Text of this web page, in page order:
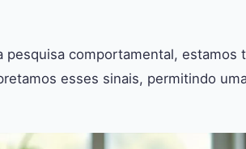
pesquisa comportamental, estamos
esses sinais, permitindo